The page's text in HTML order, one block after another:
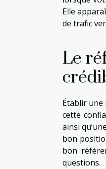
Elle
de trafic
Le
Établir une
cette
ainsi
bon
bon
questions.